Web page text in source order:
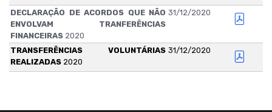
DECLARAÇÃO DE ACORDOS QUE NÃO
ENVOLVAM TRANFERÊNCIAS
FINANCEIRAS 2020
31/12/2020
TRANSFERÊNCIAS VOLUNTÁRIAS
REALIZADAS 2020
31/12/2020